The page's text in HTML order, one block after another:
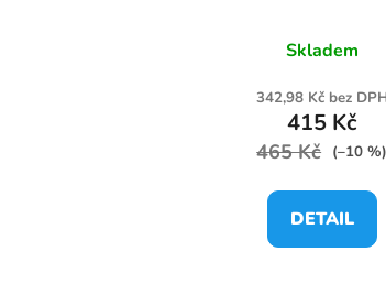
Skladem
342,98 Kč bez
415 Kč
465 Kč (–10 %)
DETAIL